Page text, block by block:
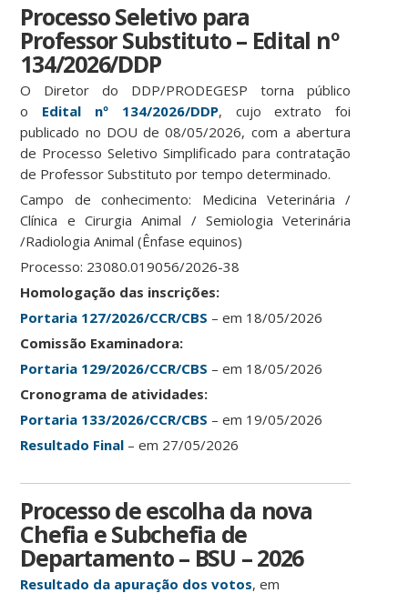
Processo Seletivo para
Professor Substituto – Edital nº
134/2026/DDP
O Diretor do DDP/PRODEGESP torna público
o Edital nº 134/2026/DDP, cujo extrato foi
publicado no DOU de 08/05/2026, com a abertura
de Processo Seletivo Simplificado para contratação
de Professor Substituto por tempo determinado.
Campo de conhecimento: Medicina Veterinária /
Clínica e Cirurgia Animal / Semiologia Veterinária
/Radiologia Animal (Ênfase equinos)
Processo: 23080.019056/2026-38
Homologação das inscrições:
Portaria 127/2026/CCR/CBS – em 18/05/2026
Comissão Examinadora:
Portaria 129/2026/CCR/CBS – em 18/05/2026
Cronograma de atividades:
Portaria 133/2026/CCR/CBS – em 19/05/2026
Resultado Final – em 27/05/2026
Processo de escolha da nova
Chefia e Subchefia de
Departamento – BSU – 2026
Resultado da apuração dos votos, em